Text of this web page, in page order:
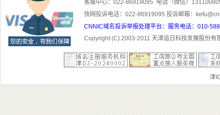
客服中心：022-86919095 电话（微信）
快网投诉电话：022-86919095 投诉邮箱：
CNNIC域名投诉举报处理平台：服务电话：010-
Copyright (C) 2003-201